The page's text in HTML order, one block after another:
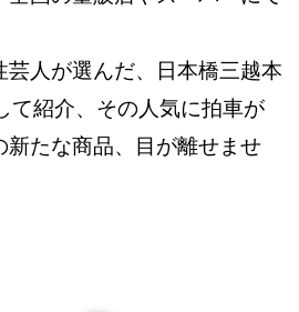
芸人が選んだ、日本橋三越本
て紹介、その人気に拍車が
新たな商品、目が離せませ